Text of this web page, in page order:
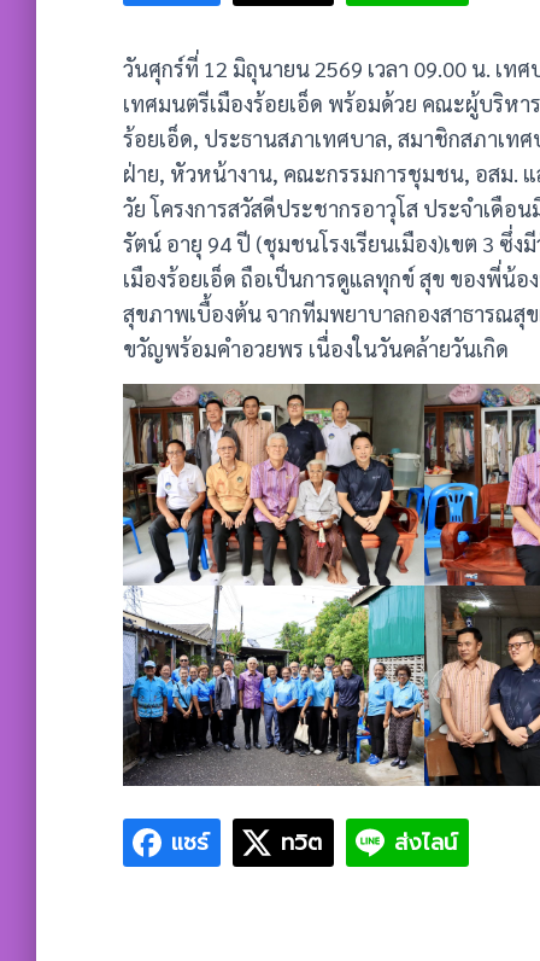
วันศุกร์ที่ 12 มิถุนายน 2569 เวลา 09.00 น. เท
เทศมนตรีเมืองร้อยเอ็ด พร้อมด้วย คณะผู้บริห
ร้อยเอ็ด, ประธานสภาเทศบาล, สมาชิกสภาเ
ฝ่าย, หัวหน้างาน, คณะกรรมการชุมชน, อสม. แ
วัย โครงการสวัสดีประชากรอาวุโส ประจำเดื
รัตน์ อายุ 94 ปี (ชุมชนโรงเรียนเมือง)เขต 3 ซึ่ง
เมืองร้อยเอ็ด ถือเป็นการดูแลทุกข์ สุข ของพี่น้
สุขภาพเบื้องต้น จากทีมพยาบาลกองสาธารณสุ
ขวัญพร้อมคำอวยพร เนื่องในวันคล้ายวันเกิด
แชร์ ทวิต ส่งไลน์